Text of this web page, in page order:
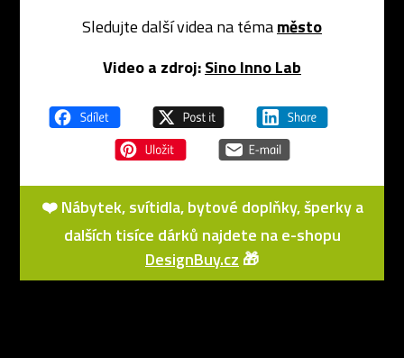
Sledujte další videa na témaměsto
Video a zdroj:Sino Inno Lab
❤️ Nábytek, svítidla, bytové doplňky, šperky a
dalších tisíce dárků najdete na e-shopu
DesignBuy.cz 🎁